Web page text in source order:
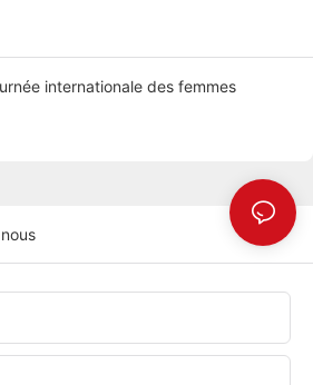
internationale des femmes